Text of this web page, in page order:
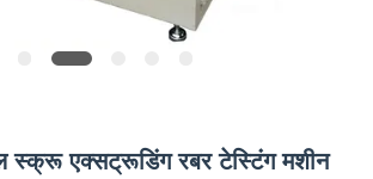
स्क्रू एक्सट्रूडिंग रबर टेस्टिंग मशीन